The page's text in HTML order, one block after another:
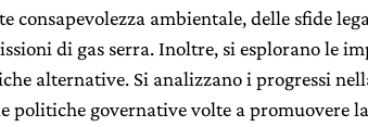
consapevolezza ambientale, delle sfide
di gas serra. Inoltre, si esplorano le
alternative. Si analizzano i progressi
politiche governative volte a promuovere la